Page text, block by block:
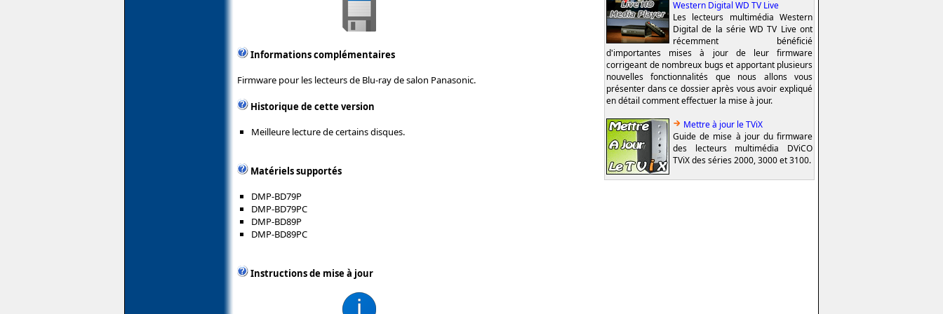
Informations complémentaires
Firmware pour les lecteurs de Blu-ray de salon Panasonic.
Historique de cette version
Meilleure lecture de certains disques.
Matériels supportés
DMP-BD79P
DMP-BD79PC
DMP-BD89P
DMP-BD89PC
Instructions de mise à jour
Western Digital WD TV Live
Les lecteurs multimédia Western
Digital de la série WD TV Live ont
récemment bénéficié
d'importantes mises à jour de leur firmware
corrigeant de nombreux bugs et apportant plusieurs
nouvelles fonctionnalités que nous allons vous
présenter dans ce dossier après vous avoir expliqué
en détail comment effectuer la mise à jour.
Mettre à jour le TViX
Guide de mise à jour du firmware
des lecteurs multimédia DViCO
TViX des séries 2000, 3000 et 3100.